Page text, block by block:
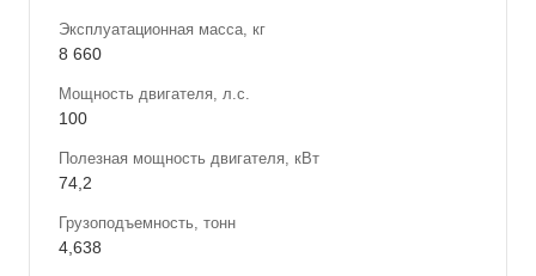
Эксплуатационная масса, кг
8 660
Мощность двигателя, л.с.
100
Полезная мощность двигателя, кВт
74,2
Грузоподъемность, тонн
4,638